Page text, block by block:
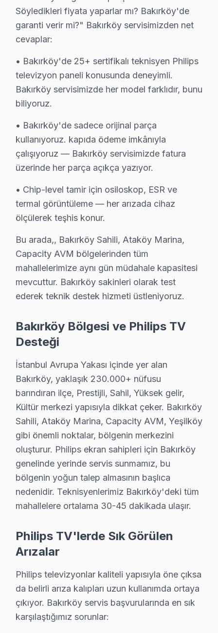
• Bakırköy'de LCD, OLED ve QLED panel çeşitleri
• Bakırköy servisimizde LED bar ve backlight
• Bakırköy'de mainboard, power board, T-Con
• Bakırköy'de her parçada 2 yıl değişim garantisi
• Bakırköy'de aynı gün tedarik imkânı (Bakırköy
Bakırköy'da Philips orijinal parça ile yapılan tamir
Bakırköy Philips Teknisyen Ekibi – BGA ve
Doğru teşhis ve kalıcı çözüm, deneyimli teknisyenle
Teknisyen yetkinliklerimiz:
• Bakırköy'de OLED, QLED ve Mini-LED panel
• SMD lehimleme ve BGA reballing sertifikası
• Bakırköy'de Philips yazılım ve firmware uzmanı
• Bakırköy servisimizde binlerce başarılı tamir
• Her teknisyen sigortalı ve kayıtlı
TV'niz Bakırköy'da profesyonel ellerde — kalıcı
Philips TV İçin Bakırköy'deki Hizmet
Philips akıllı TV'niz için Bakırköy'de profesyonel
Elektronik Kart Servisi: Güç kaynağı kapasitör
Yazılım Müdahalesi: Ambilight platformunda fabrika
» Bakırköy ve çevre mahallelere aynı gün servis
Philips Servisi Garanti ve Sonrası Destek
Bakırköy Philips TV Servis Garanti Belgesi - 1 Yıl Parça
Bakırköy Philips TV müşterilerimize verdiğimiz söz
• 6 aylık işçilik güvencesi: Bakırköy'de Philips arızası
• Philips yedek parça garantisi: Bakırköy'de
• İmzalı Philips garanti belgesi: Bakırköy servis
• Philips panel ve anakart tamiri sonrası panel
• Bakırköy Philips sonrası destek: Merak ettiğinizde
Bakırköy'de Philips TV Servis Süreci
Bakırköy'de Philips TV servis sürecimiz nasıl işliyor?
İletişim: Marmaray ve Metrobüs güzergahı
Teşhis: Philips TV'niz için ücretsiz ön değerlendirme
Onarım ve teslim: Onaylanan işlem Sahil hattındaki
Söyledikleri fiyata yaparlar mı? Bakırköy'de
garanti verir mi?" Bakırköy servisimizden net
cevaplar:
• Bakırköy'de 25+ sertifikalı teknisyen Philips
televizyon paneli konusunda deneyimli.
Bakırköy servisimizde her model farklıdır, bunu
biliyoruz.
• Bakırköy'de sadece orijinal parça
kullanıyoruz. kapıda ödeme imkânıyla
çalışıyoruz — Bakırköy servisimizde fatura
üzerinde her parça açıkça yazıyor.
• Chip-level tamir için osiloskop, ESR ve
termal görüntüleme — her arızada cihaz
ölçülerek teşhis konur.
Bu arada,, Bakırköy Sahili, Ataköy Marina,
Capacity AVM bölgelerinden tüm
mahallelerimize aynı gün müdahale kapasitesi
mevcuttur. Bakırköy sakinleri olarak test
ederek teknik destek hizmeti üstleniyoruz.
Bakırköy Bölgesi ve Philips TV
Desteği
İstanbul Avrupa Yakası içinde yer alan
Bakırköy, yaklaşık 230.000+ nüfusu
barındıran ilçe, Prestijli, Sahil, Yüksek gelir,
Kültür merkezi yapısıyla dikkat çeker. Bakırköy
Sahili, Ataköy Marina, Capacity AVM, Yeşilköy
gibi önemli noktalar, bölgenin merkezini
oluşturur. Philips ekran sahipleri için Bakırköy
genelinde yerinde servis sunmamız, bu
bölgenin yoğun talep almasının başlıca
nedenidir. Teknisyenlerimiz Bakırköy'deki tüm
mahallelere ortalama 30-45 dakikada ulaşır.
Philips TV'lerde Sık Görülen
Arızalar
Philips televizyonlar kaliteli yapısıyla öne çıksa
da belirli arıza kalıpları uzun kullanımda ortaya
çıkıyor. Bakırköy servis başvurularında en sık
karşılaştığımız sorunlar: